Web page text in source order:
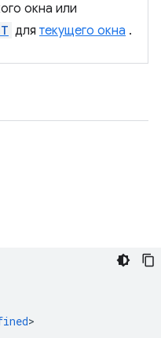
окна или
для текущего окна .
>